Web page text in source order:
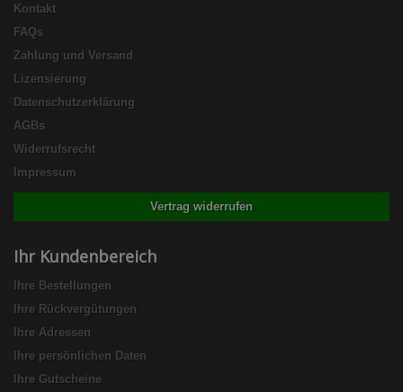
Kontakt
FAQs
Zahlung und Versand
Lizensierung
Datenschutzerklärung
AGBs
Widerrufsrecht
Impressum
Vertrag widerrufen
Ihr Kundenbereich
Ihre Bestellungen
Ihre Rückvergütungen
Ihre Adressen
Ihre persönlichen Daten
Ihre Gutscheine